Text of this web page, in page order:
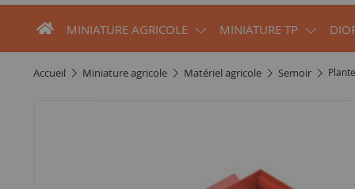
MINIATURE AGRICOLE MINIATURE TP
accueil miniature agricole matériel agricole semoir